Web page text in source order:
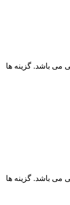
می باشد. گزینه ها
می باشد. گزینه ها